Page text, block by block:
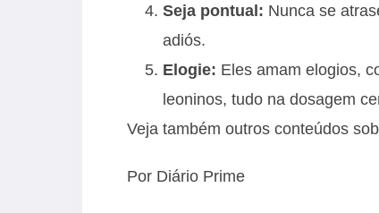
Seja pontual: Nunca se
adiós.
Elogie: Eles amam elogios,
leoninos, tudo na dosagem
Veja também outros conteúdos
Por Diário Prime